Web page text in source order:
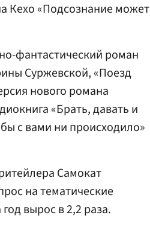
Кехо «Подсознание может
фантастический роман
Суржевской, «Поезд
нового романа
«Брать, давать и
с вами ни происходило»
Самокат
на тематические
вырос в 2,2 раза.